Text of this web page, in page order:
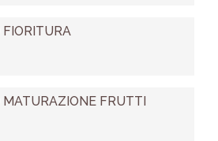
FIORITURA
MATURAZIONE FRUTTI